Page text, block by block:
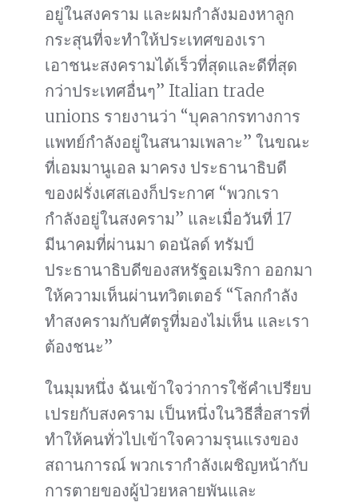
อยู่ในสงคราม และผมกำลังมองหาลูก
กระสุนที่จะทำให้ประเทศของเรา
เอาชนะสงครามได้เร็วที่สุดและดีที่สุด
กว่าประเทศอื่นๆ” Italian trade
unions รายงานว่า “บุคลากรทางการ
แพทย์กำลังอยู่ในสนามเพลาะ” ในขณะ
ที่เอมมานูเอล มาครง ประธานาธิบดี
ของฝรั่งเศสเองก็ประกาศ “พวกเรา
กำลังอยู่ในสงคราม” และเมื่อวันที่ 17
มีนาคมที่ผ่านมา ดอนัลด์ ทรัมป์
ประธานาธิบดีของสหรัฐอเมริกา ออกมา
ให้ความเห็นผ่านทวิตเตอร์ “โลกกำลัง
ทำสงครามกับศัตรูที่มองไม่เห็น และเรา
ต้องชนะ”
ในมุมหนึ่ง ฉันเข้าใจว่าการใช้คำเปรียบ
เปรยกับสงคราม เป็นหนึ่งในวิธีสื่อสารที่
ทำให้คนทั่วไปเข้าใจความรุนแรงของ
สถานการณ์ พวกเรากำลังเผชิญหน้ากับ
การตายของผู้ป่วยหลายพันและ